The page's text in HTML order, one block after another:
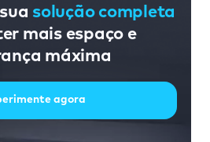
solução completa
mais espaço e
máxima
agora